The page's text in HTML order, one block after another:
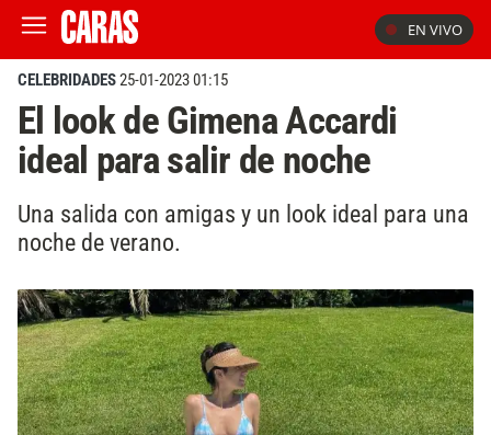
EN VIVO
CELEBRIDADES25-01-2023 01:15
El look de Gimena Accardi
ideal para salir de noche
Una salida con amigas y un look ideal para una
noche de verano.